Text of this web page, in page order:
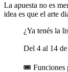
La apuesta no es
idea es que el arte
¿Ya tenés la
Del 4 al 14
🎟️ Funciones